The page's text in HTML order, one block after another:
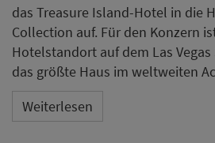
das Treasure Island-Hotel in die
Collection auf. Für den Konzern
Hotelstandort auf dem Las
das größte Haus im weltweiten
Weiterlesen